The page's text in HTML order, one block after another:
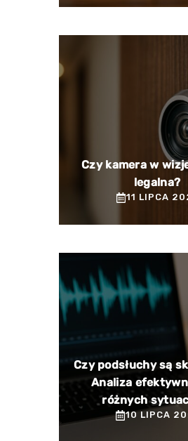
Czy kamera w
legalna?
11 LIPCA
Czy podsłuchy są
Analiza
różnych
10 LIPCA